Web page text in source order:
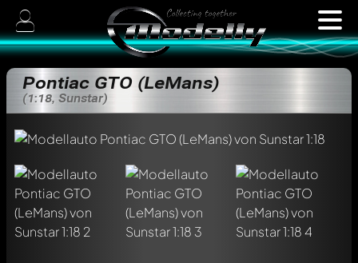
Pontiac GTO (LeMans)
(1:18, Sunstar)